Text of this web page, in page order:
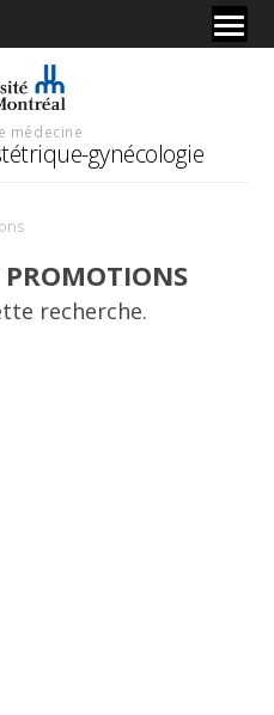
médecine
gynécologie
recherche.